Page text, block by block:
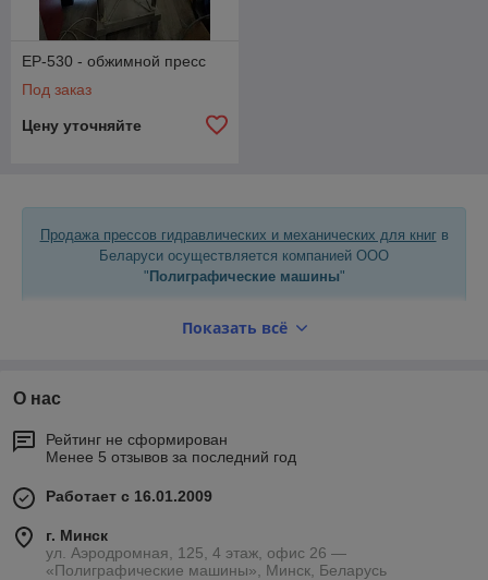
EP-530 - обжимной пресс
Под заказ
Цену уточняйте
Продажа прессов гидравлических и механических для книгв
Беларуси осуществляется компанией ООО
" Полиграфические машины"
Узнать цены, заказать и купить прессы гидравлические и
Есть вопросы? Позвоните и узнайте всю необходимую
Видео о нашей компании
Показать всё
О нас
Рейтинг не сформирован
Менее 5 отзывов за последний год
Работает с 16.01.2009
г. Минск
ул. Аэродромная, 125, 4 этаж, офис 26 —
«Полиграфические машины», Минск, Беларусь